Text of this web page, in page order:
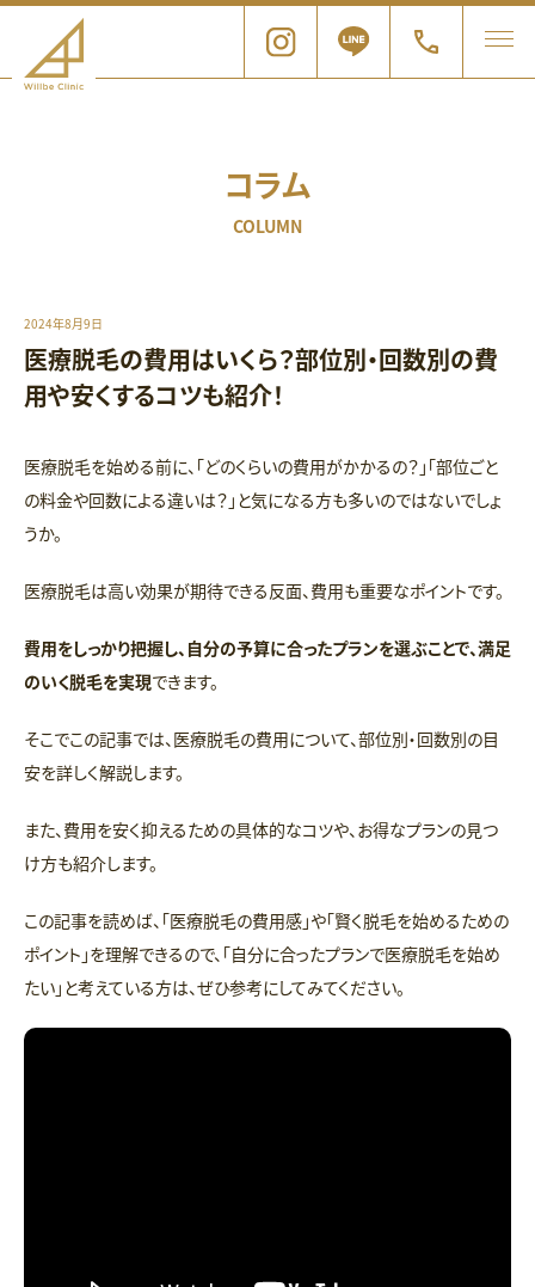
コラム
COLUMN
2024年8月9日
医療脱毛の費用はいくら？部位別・回数別の費
用や安くするコツも紹介！
医療脱毛を始める前に、「どのくらいの費用がかかるの？」「部位ごと
の料金や回数による違いは？」と気になる方も多いのではないでしょ
うか。
医療脱毛は高い効果が期待できる反面、費用も重要なポイントです。
費用をしっかり把握し、自分の予算に合ったプランを選ぶことで、満足
のいく脱毛を実現できます。
そこでこの記事では、医療脱毛の費用について、部位別・回数別の目
安を詳しく解説します。
また、費用を安く抑えるための具体的なコツや、お得なプランの見つ
け方も紹介します。
この記事を読めば、「医療脱毛の費用感」や「賢く脱毛を始めるための
ポイント」を理解できるので、「自分に合ったプランで医療脱毛を始め
たい」と考えている方は、ぜひ参考にしてみてください。